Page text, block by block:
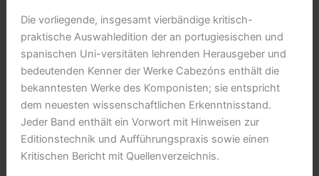
Die vorliegende, insgesamt vierbändige kritisch-
praktische Auswahledition der an portugiesischen und
spanischen Uni-versitäten lehrenden Herausgeber und
bedeutenden Kenner der Werke Cabezóns enthält die
bekanntesten Werke des Komponisten; sie entspricht
dem neuesten wissenschaftlichen Erkenntnisstand.
Jeder Band enthält ein Vorwort mit Hinweisen zur
Editionstechnik und Aufführungspraxis sowie einen
Kritischen Bericht mit Quellenverzeichnis.